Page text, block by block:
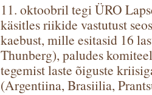
11. oktoobril tegi ÜRO
käsitles riikide vastutust
kaebust, mille esitasid 16
Thunberg), paludes
tegemist laste õiguste
(Argentiina, Brasiilia,